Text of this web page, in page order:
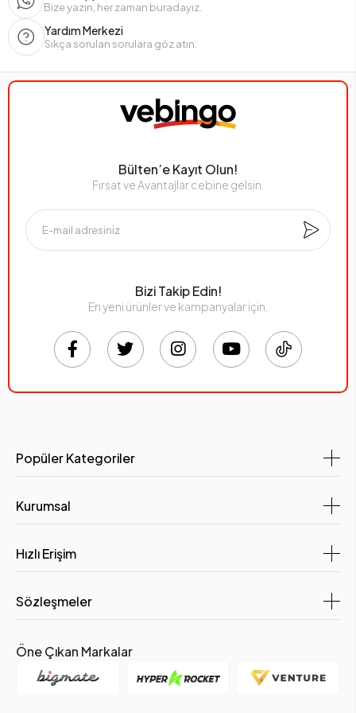
Bize yazın, her zaman buradayız.
Yardım Merkezi
Sıkça sorulan sorulara göz atın.
Bülten’e Kayıt Olun!
Fırsat ve Avantajlar cebine gelsin.
Bizi Takip Edin!
En yeni ürünler ve kampanyalar için,
Popüler Kategoriler
Kurumsal
Hızlı Erişim
Sözleşmeler
Öne Çıkan Markalar